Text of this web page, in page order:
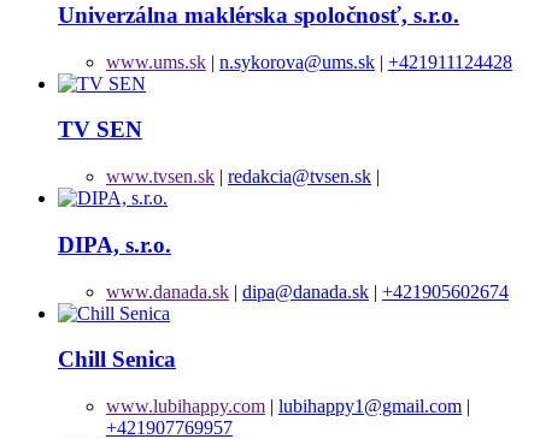
Univerzálna maklérska spoločnosť, s.r.o.
www.ums.sk | n.sykorova@ums.sk | +421911124428
TV SEN
www.tvsen.sk | redakcia@tvsen.sk |
DIPA, s.r.o.
www.danada.sk | dipa@danada.sk | +421905602674
Chill Senica
www.lubihappy.com | lubihappy1@gmail.com |
+421907769957